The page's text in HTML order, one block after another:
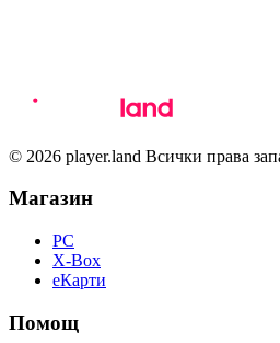
© 2026 player.land Всички права
Магазин
PC
X-Box
eКарти
Помощ